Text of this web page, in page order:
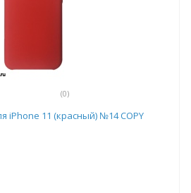
(0)
iPhone 11 (красный) №14 COPY